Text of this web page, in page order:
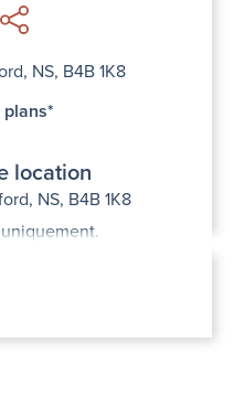
NS, B4B 1K8
location
NS, B4B 1K8